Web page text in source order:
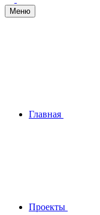
Меню
Главная
Проекты